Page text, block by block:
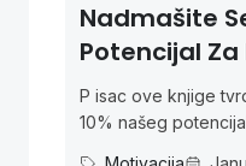
Nadmašite
Potencijal
P isac ove knjige
10% našeg